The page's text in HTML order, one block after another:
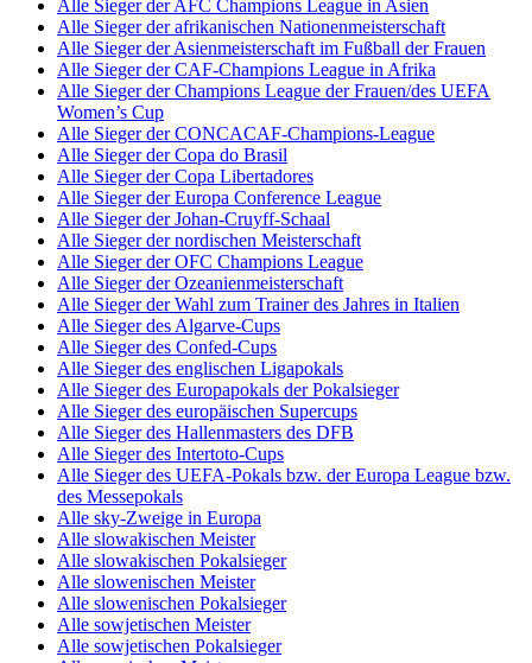
Alle Sieger der AFC Champions League in Asien
Alle Sieger der afrikanischen Nationenmeisterschaft
Alle Sieger der Asienmeisterschaft im Fußball der Frauen
Alle Sieger der CAF-Champions League in Afrika
Alle Sieger der Champions League der Frauen/des UEFA
Women’s Cup
Alle Sieger der CONCACAF-Champions-League
Alle Sieger der Copa do Brasil
Alle Sieger der Copa Libertadores
Alle Sieger der Europa Conference League
Alle Sieger der Johan-Cruyff-Schaal
Alle Sieger der nordischen Meisterschaft
Alle Sieger der OFC Champions League
Alle Sieger der Ozeanienmeisterschaft
Alle Sieger der Wahl zum Trainer des Jahres in Italien
Alle Sieger des Algarve-Cups
Alle Sieger des Confed-Cups
Alle Sieger des englischen Ligapokals
Alle Sieger des Europapokals der Pokalsieger
Alle Sieger des europäischen Supercups
Alle Sieger des Hallenmasters des DFB
Alle Sieger des Intertoto-Cups
Alle Sieger des UEFA-Pokals bzw. der Europa League bzw.
des Messepokals
Alle sky-Zweige in Europa
Alle slowakischen Meister
Alle slowakischen Pokalsieger
Alle slowenischen Meister
Alle slowenischen Pokalsieger
Alle sowjetischen Meister
Alle sowjetischen Pokalsieger